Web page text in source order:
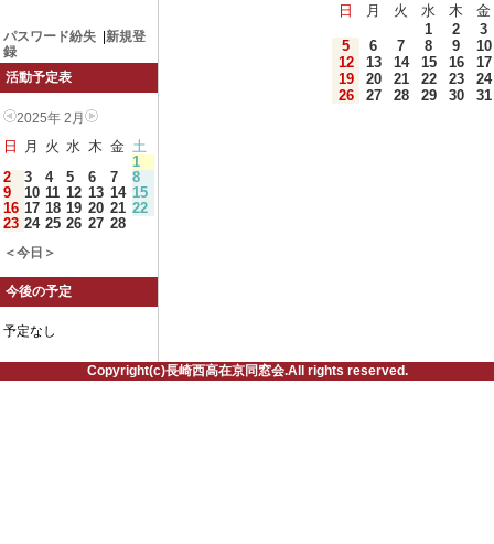
パスワード紛失
新規登
録
活動予定表
2025年 2月
日 月 火 水 木 金 土
1
2
3 4 5 6 7
8
9
10 11 12 13 14 15
16 17 18 19 20 21 22
23 24 25 26 27 28
＜今日＞
今後の予定
予定なし
日
月 火 水 木
金
1
2
3
5
6 7 8 9
10
12
13 14 15 16
17
19
20 21 22 23
24
26
27 28 29 30 31
Copyright(c)長崎西高在京同窓会.All rights reserved.